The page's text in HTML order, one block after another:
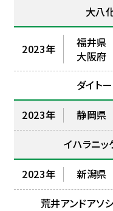
大八
2023年
福井県
大阪府
ダイト
2023年 静岡県
イハラニ
2023年 新潟県
荒井アンドアソ